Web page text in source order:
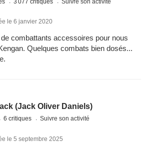
le 6 janvier 2020
combattants accessoires pour nous
Quelques combats bien dosés...
(Jack Oliver Daniels)
6 critiques Suivre son activité
le 5 septembre 2025